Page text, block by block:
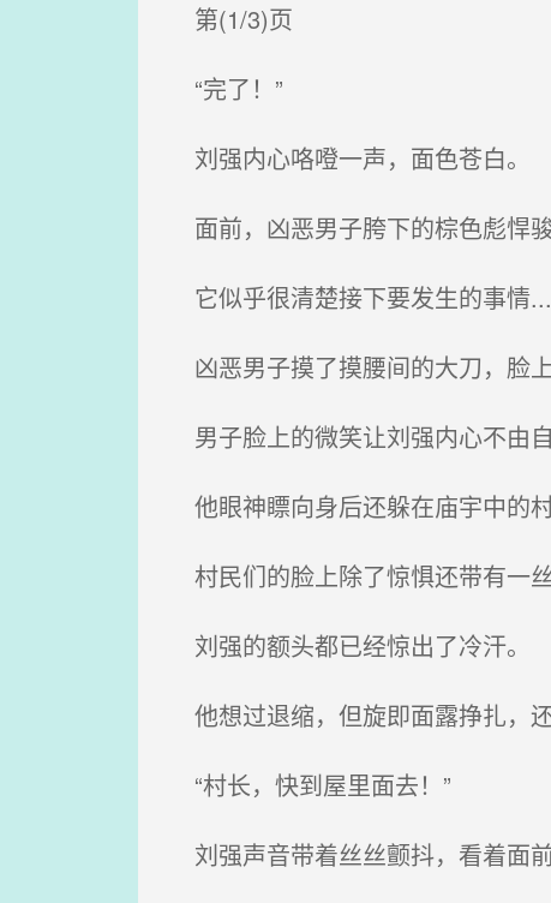
第(1/3)页
“完了！”
刘强内心咯噔一声，面色苍白。
面前，凶恶男子胯下的棕色彪悍
它似乎很清楚接下要发生的事情
凶恶男子摸了摸腰间的大刀，脸
男子脸上的微笑让刘强内心不由自
他眼神瞟向身后还躲在庙宇中的村
村民们的脸上除了惊惧还带有一
刘强的额头都已经惊出了冷汗。
他想过退缩，但旋即面露挣扎，
“村长，快到屋里面去！”
刘强声音带着丝丝颤抖，看着面前